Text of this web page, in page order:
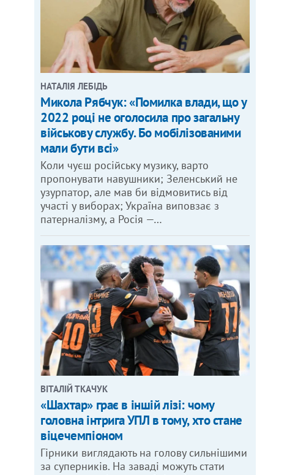
НАТАЛІЯ ЛЕБІДЬ
Микола Рябчук: «Помилка влади, що у
2022 році не оголосила про загальну
військову службу. Бо мобілізованими
мали бути всі»
Коли чуєш російську музику, варто
пропонувати навушники; Зеленський не
узурпатор, але мав би відмовитись від
участі у виборах; Україна виповзає з
патерналізму, а Росія —…
ВІТАЛІЙ ТКАЧУК
«Шахтар» грає в іншій лізі: чому
головна інтрига УПЛ в тому, хто стане
віцечемпіоном
Гірники виглядають на голову сильнішими
за суперників. На заваді можуть стати